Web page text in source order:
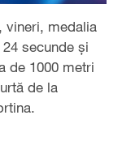
vineri, medalia
secunde și
de 1000 metri
de la